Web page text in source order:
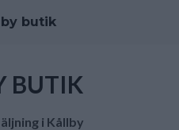
butik
BUTIK
i Kållby